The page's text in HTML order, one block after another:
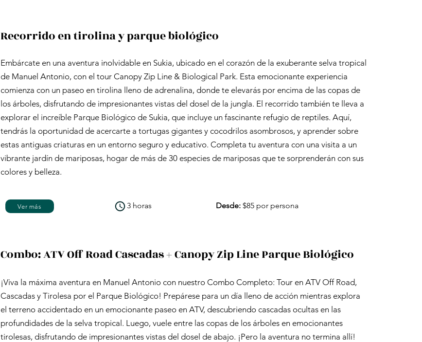
Recorrido en tirolina y parque biológico
Embárcate en una aventura inolvidable en Sukia, ubicado en el corazón de la exuberante selva tropical
de Manuel Antonio, con el tour Canopy Zip Line & Biological Park. Esta emocionante experiencia
comienza con un paseo en tirolina lleno de adrenalina, donde te elevarás por encima de las copas de
los árboles, disfrutando de impresionantes vistas del dosel de la jungla. El recorrido también te lleva a
explorar el increíble Parque Biológico de Sukia, que incluye un fascinante refugio de reptiles. Aquí,
tendrás la oportunidad de acercarte a tortugas gigantes y cocodrilos asombrosos, y aprender sobre
estas antiguas criaturas en un entorno seguro y educativo. Completa tu aventura con una visita a un
vibrante jardín de mariposas, hogar de más de 30 especies de mariposas que te sorprenderán con sus
colores y belleza.
Ver más 3 horas Desde: $85 por persona
Combo: ATV Off Road Cascadas + Canopy Zip Line Parque Biológico
¡Viva la máxima aventura en Manuel Antonio con nuestro Combo Completo: Tour en ATV Off Road,
Cascadas y Tirolesa por el Parque Biológico! Prepárese para un día lleno de acción mientras explora
el terreno accidentado en un emocionante paseo en ATV, descubriendo cascadas ocultas en las
profundidades de la selva tropical. Luego, vuele entre las copas de los árboles en emocionantes
tirolesas, disfrutando de impresionantes vistas del dosel de abajo. ¡Pero la aventura no termina allí!